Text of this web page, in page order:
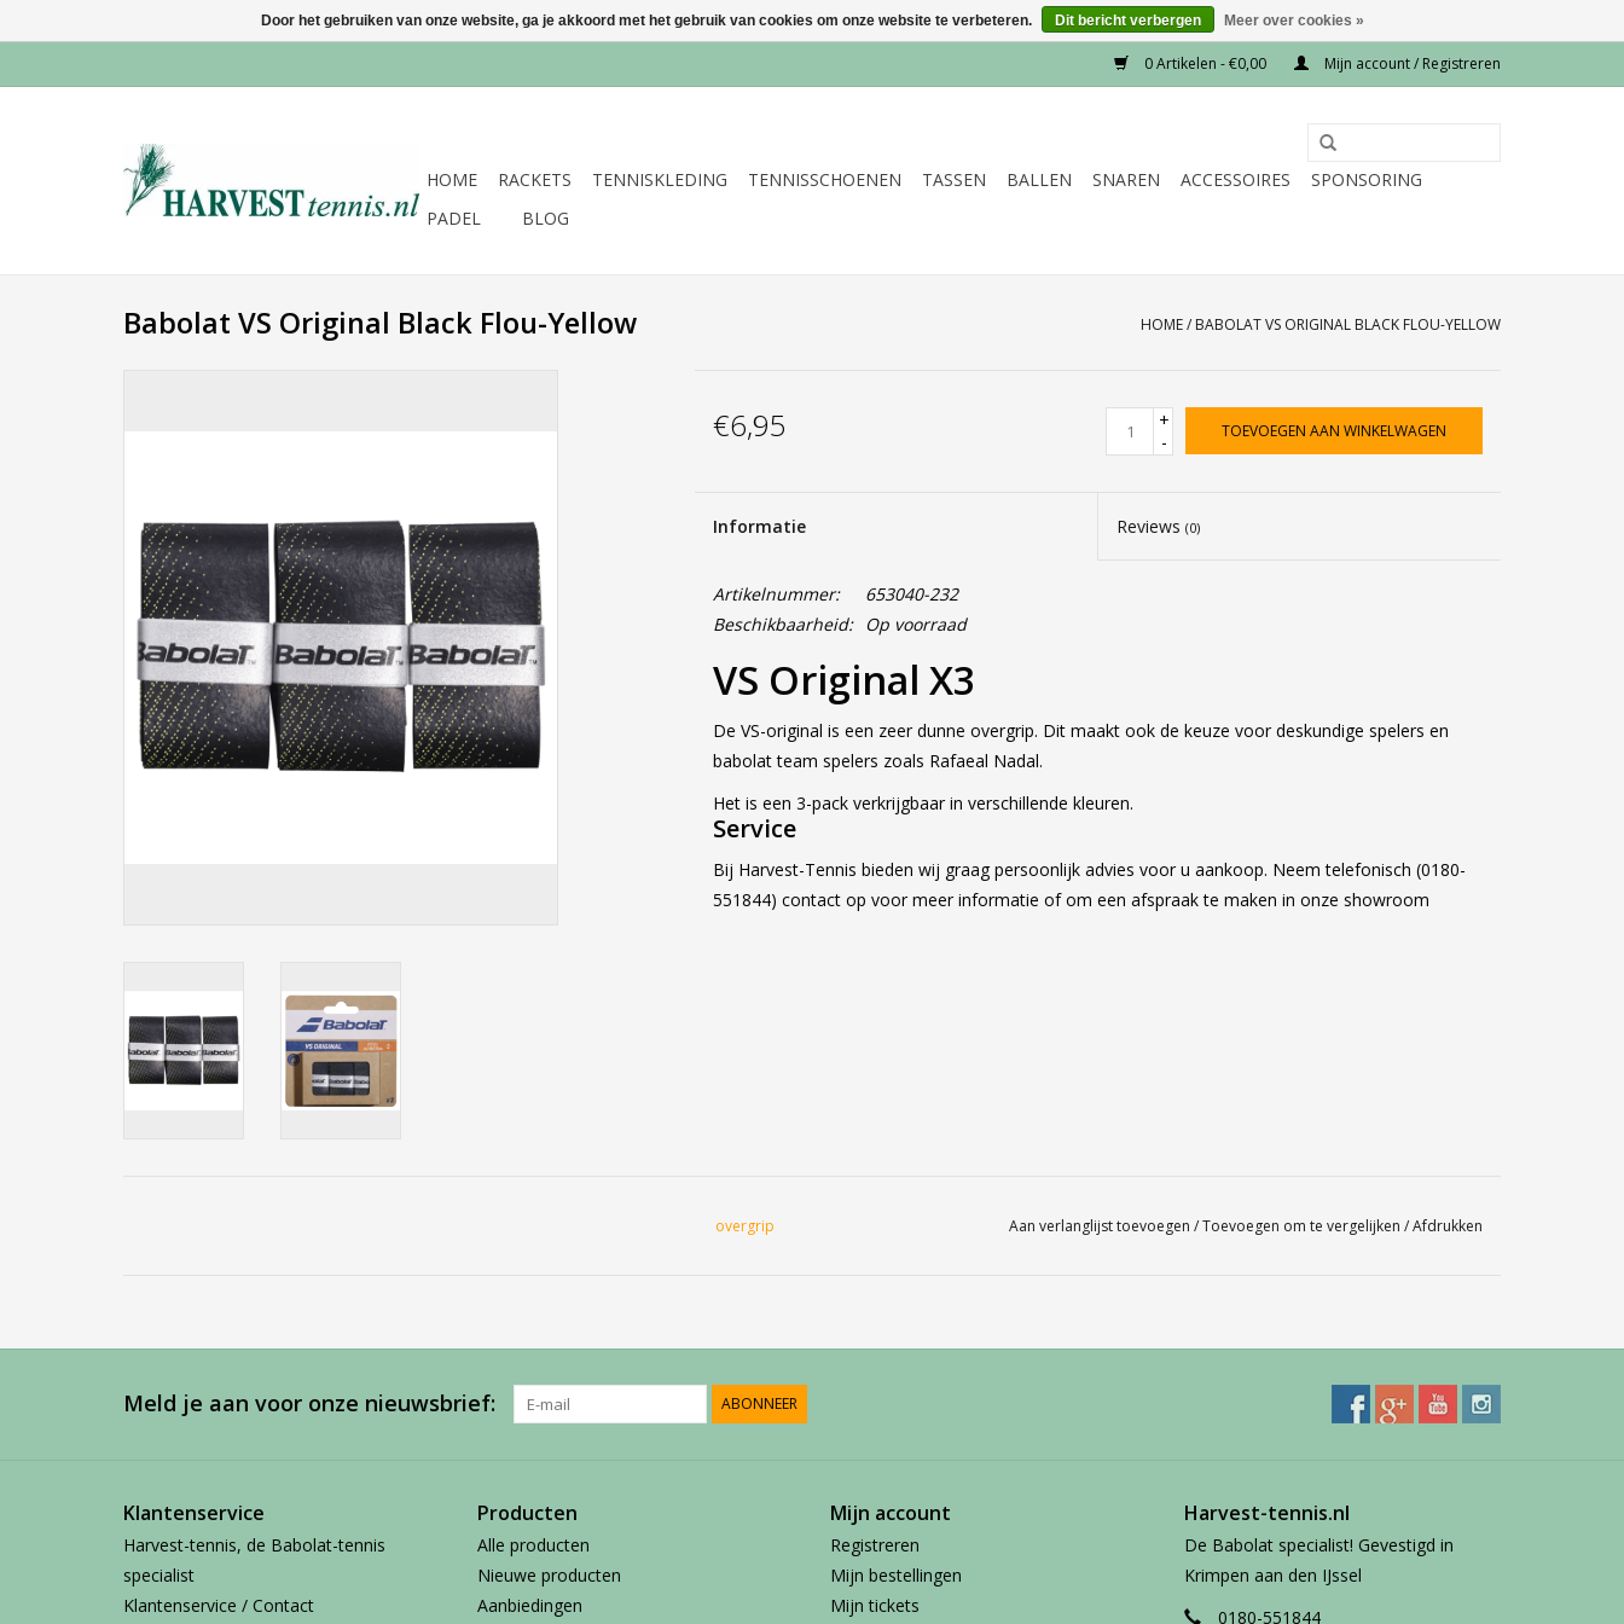
0 Artikelen - €0,00 Mijn account / Registreren
HOME RACKETS TENNISKLEDING TENNISSCHOENEN TASSEN BALLEN SNAREN ACCESSOIRES
SPONSORING
PADEL
BLOG
Babolat VS Original Black Flou-Yellow HOME/ BABOLAT VS ORIGINAL BLACK FLOU-YELLOW
€6,95
+
-
TOEVOEGEN AAN WINKELWAGEN
Informatie Reviews(0)
Artikelnummer:
653040-232
Beschikbaarheid:
Op voorraad
VS Original X3
De VS-original is een zeer dunne overgrip. Dit maakt ook de keuze voor deskundige spelers en
babolat team spelers zoals Rafaeal Nadal.
Het is een 3-pack verkrijgbaar in verschillende kleuren.
Service
Bij Harvest-Tennis bieden wij graag persoonlijk advies voor u aankoop. Neem telefonisch (0180-
551844) contact op voor meer informatie of om een afspraak te maken in onze showroom
overgrip Aan verlanglijst toevoegen /Toevoegen om te vergelijken /Afdrukken
Meld je aan voor onze nieuwsbrief: ABONNEER
Klantenservice
Harvest-tennis, de Babolat-tennis
specialist
Klantenservice / Contact
Producten
Alle producten
Nieuwe producten
Aanbiedingen
Mijn account
Registreren
Mijn bestellingen
Mijn tickets
Harvest-tennis.nl
De Babolat specialist! Gevestigd in
Krimpen aan den IJssel
0180-551844
Door het gebruiken van onze website, ga je akkoord met het gebruik van cookies om onze website te verbeteren. Dit bericht verbergen Meer over cookies »